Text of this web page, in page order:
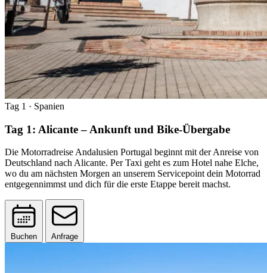
Tag 1 · Spanien
Tag 1: Alicante – Ankunft und Bike-Übergabe
Die Motorradreise Andalusien Portugal beginnt mit der Anreise von
Deutschland nach Alicante. Per Taxi geht es zum Hotel nahe Elche,
wo du am nächsten Morgen an unserem Servicepoint dein Motorrad
entgegennimmst und dich für die erste Etappe bereit machst.
Buchen Anfrage